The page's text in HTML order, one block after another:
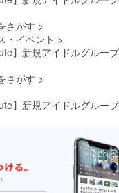
さがす >
・イベント >
】新規アイドルグルー
さがす >
】新規アイドルグルー